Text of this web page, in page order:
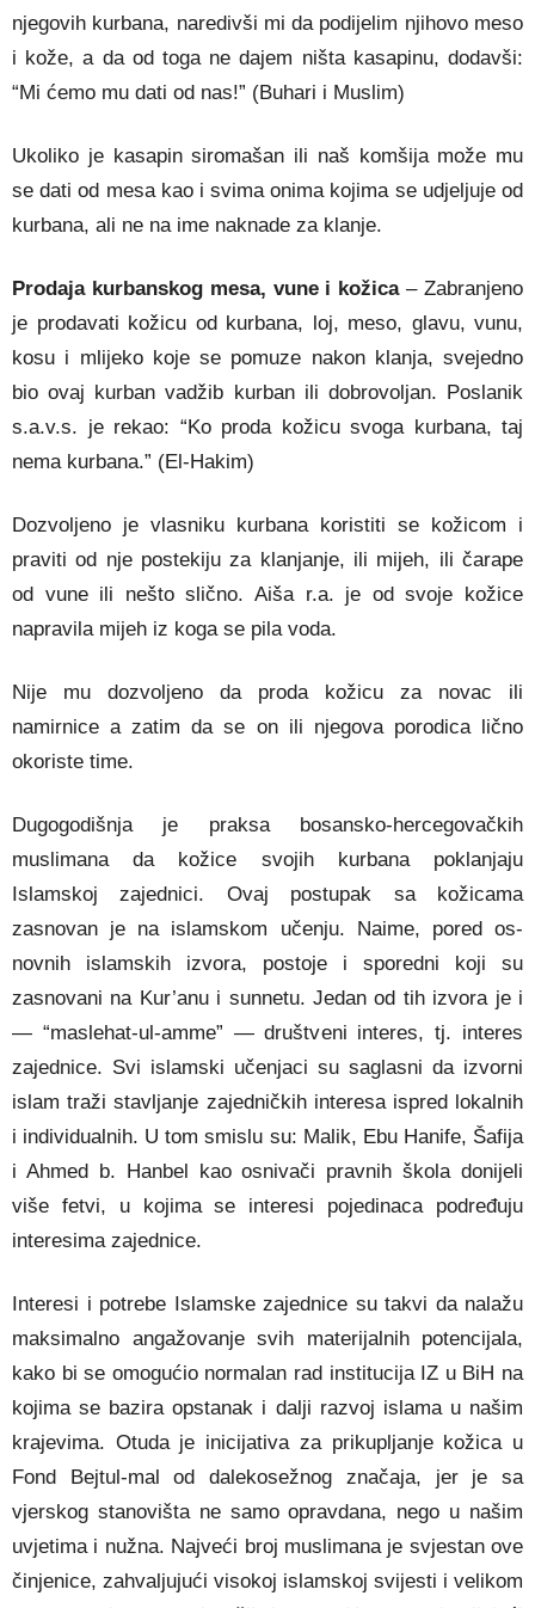
njegovih kurbana, naredivši mi da podijelim njihovo meso
i kože, a da od toga ne dajem ništa kasapinu, dodavši:
“Mi ćemo mu dati od nas!” (Buhari i Muslim)
Ukoliko je kasapin siromašan ili naš komšija može mu
se dati od mesa kao i svima onima kojima se udjeljuje od
kurbana, ali ne na ime naknade za klanje.
Prodaja kurbanskog mesa, vune i kožica– Zabranjeno
je prodavati kožicu od kurbana, loj, meso, glavu, vunu,
kosu i mlijeko koje se pomuze nakon klanja, svejedno
bio ovaj kurban vadžib kurban ili dobrovoljan. Poslanik
s.a.v.s. je rekao: “Ko proda kožicu svoga kurbana, taj
nema kurbana.” (El-Hakim)
Dozvoljeno je vlasniku kurbana koristiti se kožicom i
praviti od nje postekiju za klanjanje, ili mijeh, ili čarape
od vune ili nešto slično. Aiša r.a. je od svoje kožice
napravila mijeh iz koga se pila voda.
Nije mu dozvoljeno da proda kožicu za novac ili
namirnice a zatim da se on ili njegova porodica lično
okoriste time.
Dugogodišnja je praksa bosansko-hercegovačkih
muslimana da kožice svojih kurbana poklanjaju
Islamskoj zajednici. Ovaj postupak sa kožicama
zasnovan je na islamskom učenju. Naime, pored os­
novnih islamskih izvora, postoje i sporedni koji su
zasnovani na Kur’anu i sunnetu. Jedan od tih izvora je i
— “maslehat-ul-amme” — društveni interes, tj. interes
zajednice. Svi islamski učenjaci su saglasni da izvorni
islam traži stavljanje zajedničkih interesa ispred lokalnih
i individualnih. U tom smislu su: Malik, Ebu Hanife, Šafija
i Ahmed b. Hanbel kao osni­vači pravnih škola donijeli
više fetvi, u kojima se interesi pojedinaca podređuju
interesima zajednice.
Interesi i potrebe Islamske zajednice su takvi da nalažu
maksimalno angažovanje svih materijalnih potencijala,
kako bi se omogućio normalan rad institucija IZ u BiH na
kojima se bazira opstanak i dalji razvoj islama u našim
krajevima. Otuda je ini­cijativa za prikupljanje kožica u
Fond Bejtul-mal od dalekosežnog značaja, jer je sa
vjerskog stanovišta ne samo opravdana, nego u našim
uvjetima i nužna. Najveći broj muslimana je svjestan ove
činje­nice, zahvaljujući visokoj islamskoj svijesti i veli­kom